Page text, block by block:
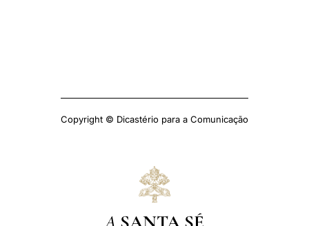
Copyright © Dicastério para a Comunicação
A